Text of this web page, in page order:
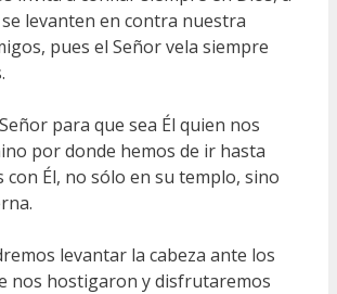
levanten en contra nuestra
pues el Señor vela siempre
para que sea Él quien nos
por donde hemos de ir hasta
Él, no sólo en su templo, sino
levantar la cabeza ante los
nos hostigaron y disfrutaremos